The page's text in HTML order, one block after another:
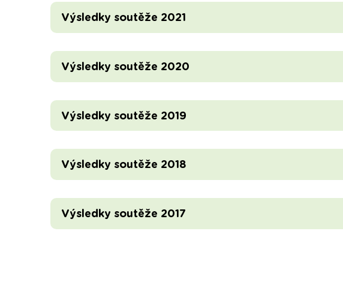
Výsledky soutěže 2021
Výsledky soutěže 2020
Výsledky soutěže 2019
Výsledky soutěže 2018
Výsledky soutěže 2017